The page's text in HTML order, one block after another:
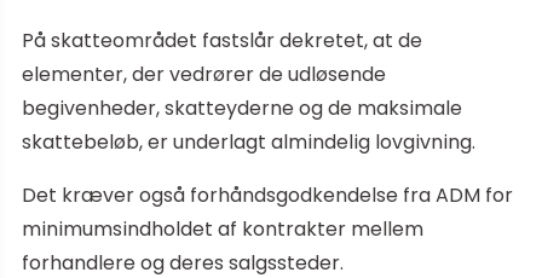
På skatteområdet fastslår dekretet, at de
elementer, der vedrører de udløsende
begivenheder, skatteyderne og de maksimale
skattebeløb, er underlagt almindelig lovgivning.
Det kræver også forhåndsgodkendelse fra ADM for
minimumsindholdet af kontrakter mellem
forhandlere og deres salgssteder.